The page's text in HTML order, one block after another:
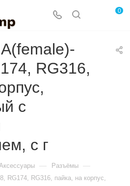
0
RG316,
с
с г
— Разъёмы —
RG174, RG316, пайка, на корпус,